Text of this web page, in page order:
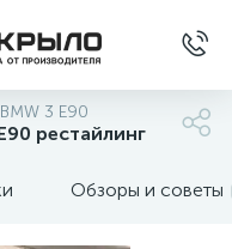
3 Е90
рестайлинг
Обзоры и советы